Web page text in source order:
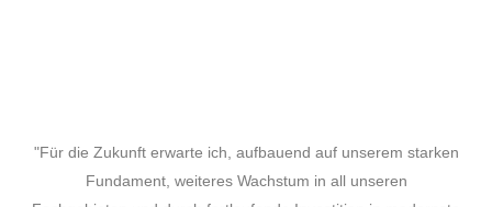
"Für die Zukunft erwarte ich, aufbauend auf unserem starken
Fundament, weiteres Wachstum in all unseren